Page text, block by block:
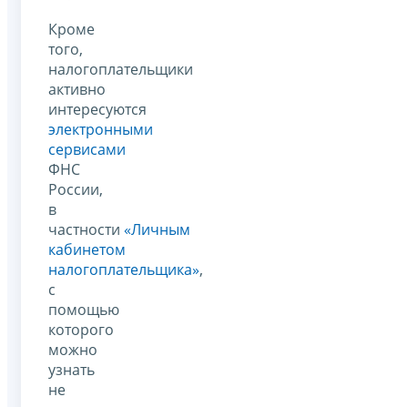
Кроме
того,
налогоплательщики
активно
интересуются
электронными
сервисами
ФНС
России,
в
частности «Личным
кабинетом
налогоплательщика»,
с
помощью
которого
можно
узнать
не